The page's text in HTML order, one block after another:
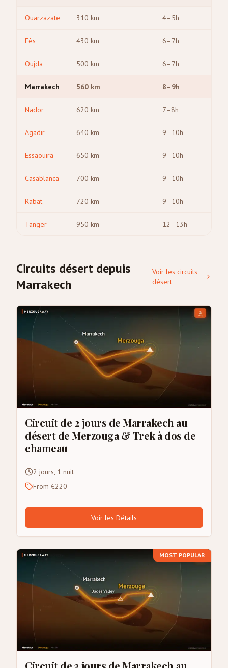
Ouarzazate 310 km 4–5h
Fès 430 km 6–7h
Oujda 500 km 6–7h
Marrakech 560 km 8–9h
Nador 620 km 7–8h
Agadir 640 km 9–10h
Essaouira 650 km 9–10h
Casablanca 700 km 9–10h
Rabat 720 km 9–10h
Tanger 950 km 12–13h
Circuits désert depuis
Marrakech
Voir les circuits
désert
Circuit de 2 jours de Marrakech au
désert de Merzouga & Trek à dos de
chameau
2 jours, 1 nuit
From €220
Voir les Détails
MOST POPULAR